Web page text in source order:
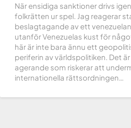
När ensidiga sanktioner drivs
folkrätten ur spel. Jag reagerar
beslagtagande av ett
utanför Venezuelas kust för
här är inte bara ännu ett
periferin av världspolitiken. Det
agerande som riskerar att
internationella rättsordningen…